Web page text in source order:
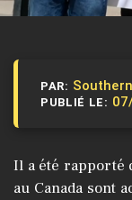
PAR:
PUBLIÉ LE:
Il a été rapporté
au Canada sont